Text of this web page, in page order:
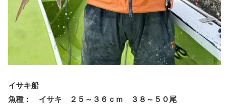
イサキ船
魚種： イサキ ２５～３６ｃｍ ３８～５０尾